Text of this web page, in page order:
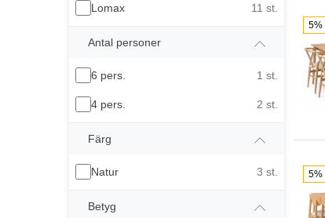
Lomax 11 st.
Antal personer
6 pers. 1 st.
4 pers. 2 st.
Färg
Natur 3 st.
Betyg
5%
5%